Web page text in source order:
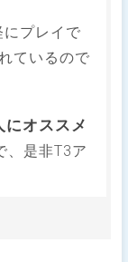
プレイで
ているので
にオススメ
、是非T3ア